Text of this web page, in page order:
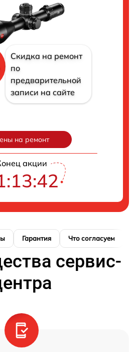
Скидка на ремонт
по
предварительной
записи на сайте
на ремонт
акции
Гарантия Что согласуем
сервис-